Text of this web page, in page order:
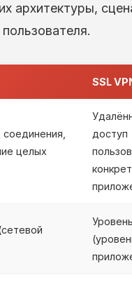
архитектуры,
SSL
целых
доступ